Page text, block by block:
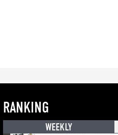
RANKING
WEEKLY